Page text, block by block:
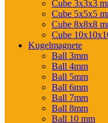
Cube 3x3x3
Cube 5x5x5
Cube 8x8x8
Cube
Kugelmagnete
Ball 3mm
Ball 4mm
Ball 5mm
Ball 6mm
Ball 7mm
Ball 8mm
Ball 10 mm